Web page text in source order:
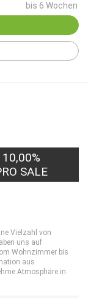
bis 6 Wochen
10,00%
SALE
Vielzahl von
uns auf
Wohnzimmer bis
aus
Atmosphäre in